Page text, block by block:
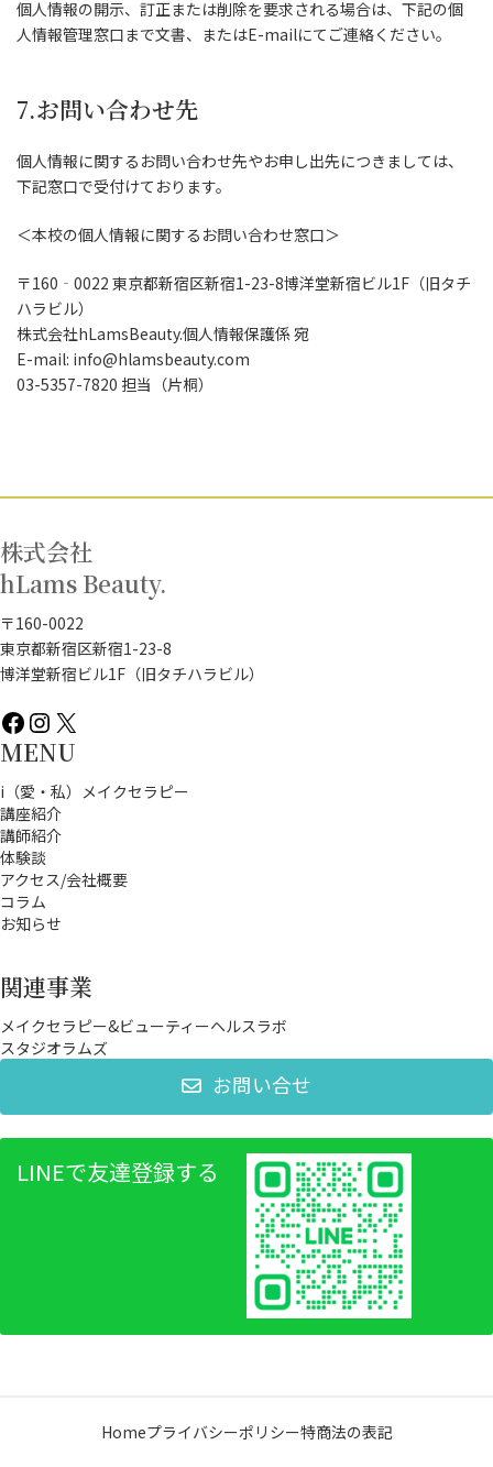
個人情報の開示、訂正または削除を要求される場合は、下記の個
人情報管理窓口まで文書、またはE-mailにてご連絡ください。
7.お問い合わせ先
個人情報に関するお問い合わせ先やお申し出先につきましては、
下記窓口で受付けております。
＜本校の個人情報に関するお問い合わせ窓口＞
〒160‐0022 東京都新宿区新宿1-23-8博洋堂新宿ビル1F（旧タチ
ハラビル）
株式会社hLamsBeauty.個人情報保護係 宛
E-mail: info@hlamsbeauty.com
03-5357-7820 担当（片桐）
株式会社
hLams Beauty.
〒160-0022
東京都新宿区新宿1-23-8
博洋堂新宿ビル1F（旧タチハラビル）
Facebook
Instagram
X
MENU
i（愛・私）メイクセラピー
講座紹介
講師紹介
体験談
アクセス/会社概要
コラム
お知らせ
関連事業
メイクセラピー&ビューティーヘルスラボ
スタジオラムズ
お問い合せ
LINEで友達登録する
Homeプライバシーポリシー特商法の表記